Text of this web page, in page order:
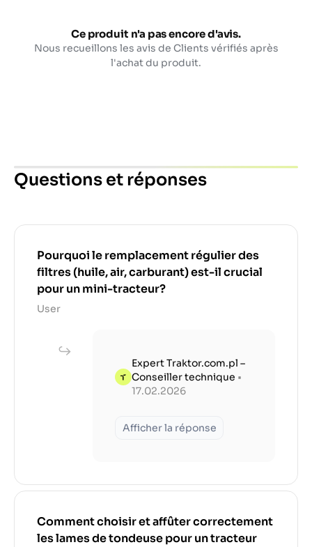
Ce produit n'a pas encore d'avis.
Nous recueillons les avis de Clients vérifiés après
l'achat du produit.
Questions et réponses
Pourquoi le remplacement régulier des
filtres (huile, air, carburant) est-il crucial
pour un mini-tracteur?
User
Expert Traktor.com.pl –
Conseiller technique •
17.02.2026
Afficher la réponse
Comment choisir et affûter correctement
les lames de tondeuse pour un tracteur